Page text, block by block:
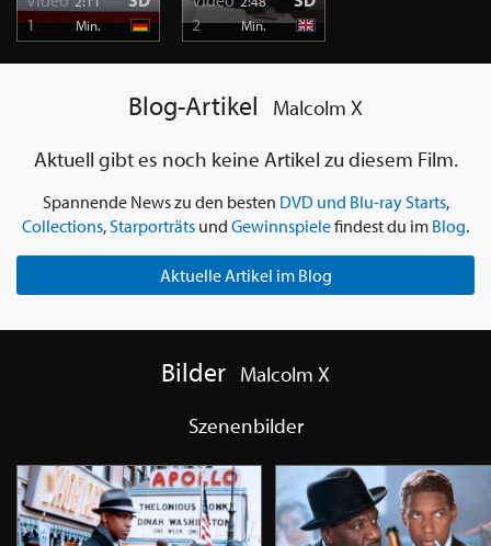
1
Min.
2
Min.
Blog-Artikel
Malcolm X
Aktuell gibt es noch keine Artikel zu diesem Film.
Spannende News zu den besten DVD und Blu-ray Starts,
Collections,Starporträts und Gewinnspielefindest du im Blog.
Aktuelle Artikel im Blog
Bilder Malcolm X
Szenenbilder